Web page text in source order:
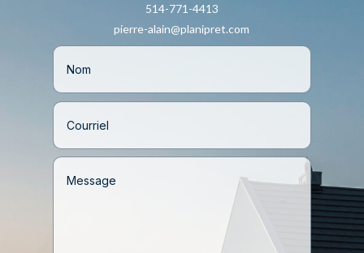
514-771-4413
pierre-alain@planipret.com